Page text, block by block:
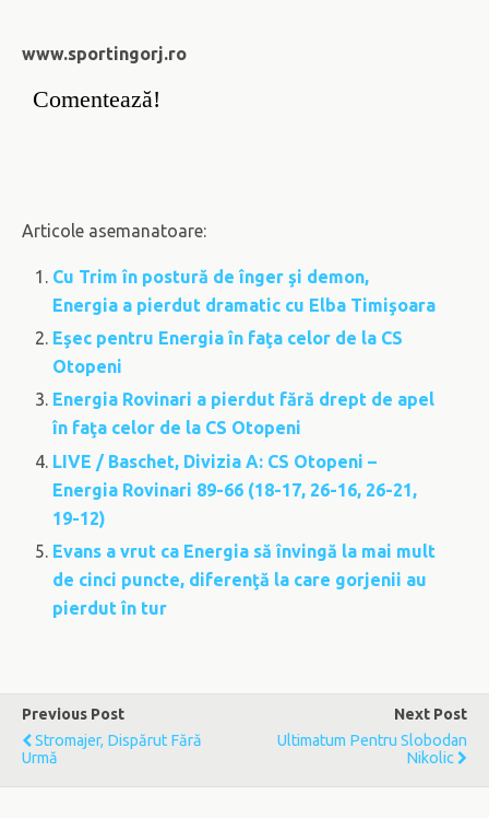
www.sportingorj.ro
Comentează!
Articole asemanatoare:
Cu Trim în postură de înger şi demon,
Energia a pierdut dramatic cu Elba Timişoara
Eşec pentru Energia în faţa celor de la CS
Otopeni
Energia Rovinari a pierdut fără drept de apel
în faţa celor de la CS Otopeni
LIVE / Baschet, Divizia A: CS Otopeni –
Energia Rovinari 89-66 (18-17, 26-16, 26-21,
19-12)
Evans a vrut ca Energia să învingă la mai mult
de cinci puncte, diferenţă la care gorjenii au
pierdut în tur
Previous Post
Stromajer, Dispărut Fără
Urmă
Next Post
Ultimatum Pentru Slobodan
Nikolic